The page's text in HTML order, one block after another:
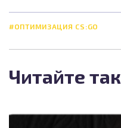
#ОПТИМИЗАЦИЯ CS:GO
Читайте